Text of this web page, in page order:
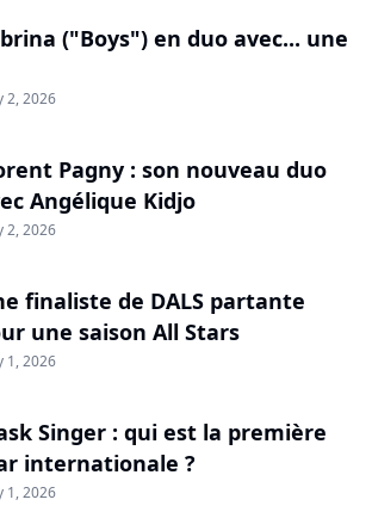
("Boys") en duo avec... une
2, 2026
Pagny : son nouveau duo
Angélique Kidjo
2, 2026
finaliste de DALS partante
une saison All Stars
1, 2026
Singer : qui est la première
internationale ?
1, 2026